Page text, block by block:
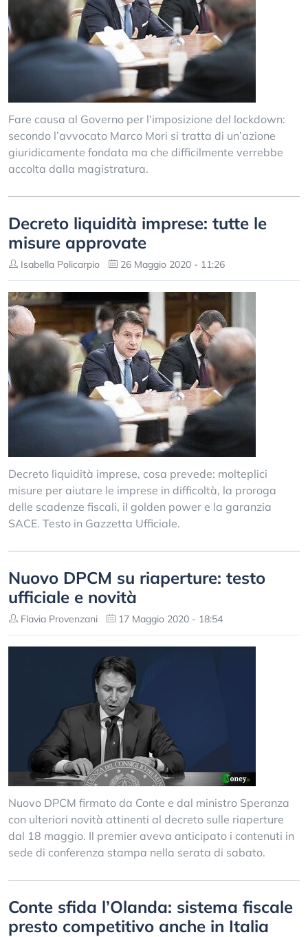
Fare causa al Governo per l’imposizione del lockdown:
secondo l’avvocato Marco Mori si tratta di un’azione
giuridicamente fondata ma che difficilmente verrebbe
accolta dalla magistratura.
Decreto liquidità imprese: tutte le
misure approvate
Isabella Policarpio 26 Maggio 2020 - 11:26
Decreto liquidità imprese, cosa prevede: molteplici
misure per aiutare le imprese in difficoltà, la proroga
delle scadenze fiscali, il golden power e la garanzia
SACE. Testo in Gazzetta Ufficiale.
Nuovo DPCM su riaperture: testo
ufficiale e novità
Flavia Provenzani 17 Maggio 2020 - 18:54
Nuovo DPCM firmato da Conte e dal ministro Speranza
con ulteriori novità attinenti al decreto sulle riaperture
dal 18 maggio. Il premier aveva anticipato i contenuti in
sede di conferenza stampa nella serata di sabato.
Conte sfida l’Olanda: sistema fiscale
presto competitivo anche in Italia